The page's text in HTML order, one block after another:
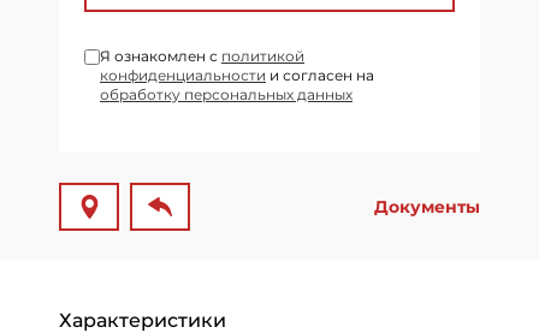
Я ознакомлен с политикой
конфиденциальности и согласен на
обработку персональных данных
Документы
Характеристики